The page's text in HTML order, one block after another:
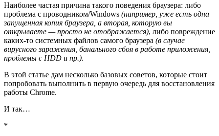
Наиболее частая причина такого поведения браузера: либо
проблема с проводником/Windows (например, уже есть одна
запущенная копия браузера, а вторая, которую вы
открываете — просто не отображается), либо повреждение
каких-то системных файлов самого браузера (в случае
вирусного заражения, банального сбоя в работе приложения,
проблемы с HDD и пр.).
В этой статье дам несколько базовых советов, которые стоит
попробовать выполнить в первую очередь для восстановления
работы Chrome.
И так…
*